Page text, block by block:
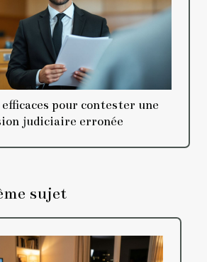
pour contester une
judiciaire erronée
sujet